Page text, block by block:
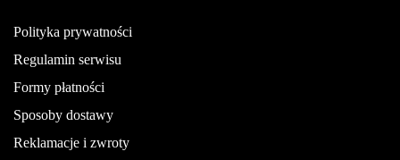
Polityka prywatności
Regulamin serwisu
Formy płatności
Sposoby dostawy
Reklamacje i zwroty